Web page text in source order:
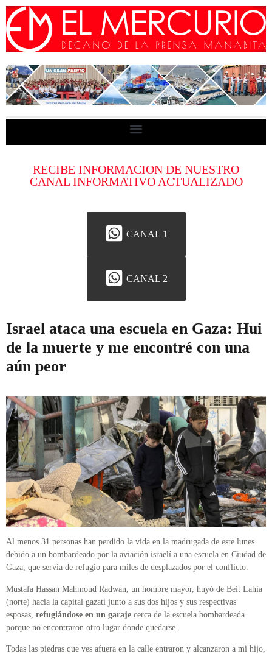
RECIBE INFORMACION DE NUESTRO
CANAL INFORMATIVO ACTUALIZADO
CANAL 1
CANAL 2
Israel ataca una escuela en Gaza: Hui
de la muerte y me encontré con una
aún peor
Al menos 31 personas han perdido la vida en la madrugada de este lunes
debido a un bombardeado por la aviación israelí a una escuela en Ciudad de
Gaza, que servía de refugio para miles de desplazados por el conflicto.
Mustafa Hassan Mahmoud Radwan, un hombre mayor, huyó de Beit Lahia
(norte) hacia la capital gazatí junto a sus dos hijos y sus respectivas
esposas, refugiándose en un garaje cerca de la escuela bombardeada
porque no encontraron otro lugar donde quedarse.
Todas las piedras que ves afuera en la calle entraron y alcanzaron a mi hijo,